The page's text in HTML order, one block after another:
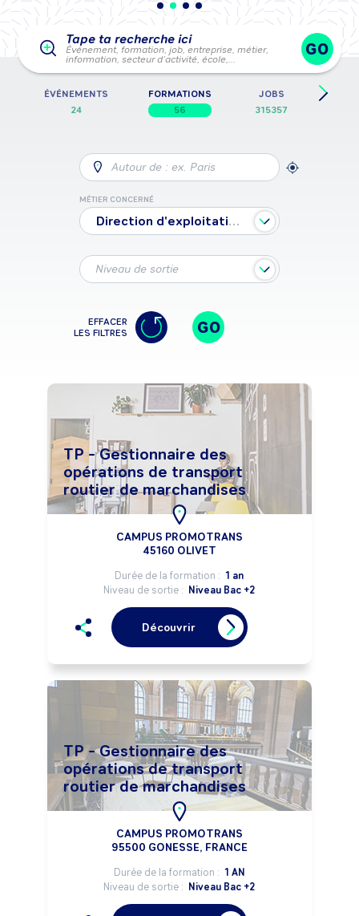
Tape ta recherche ici
Événement, formation, job, entreprise, métier,
information, secteur d’activité, école,…
GO
ÉVÉNEMENTS
24
FORMATIONS
56
JOBS
315357
EFFACER
LES FILTRES
Autour de : ex. Paris
MÉTIER CONCERNÉ
Direction d'exploitation des transports routiers de marchandises
Niveau de sortie
GO
TP - Gestionnaire des
opérations de transport
routier de marchandises
CAMPUS PROMOTRANS
45160 OLIVET
Durée de la formation : 1 an
Niveau de sortie : Niveau Bac +2
Découvrir
TP - Gestionnaire des
opérations de transport
routier de marchandises
CAMPUS PROMOTRANS
95500 GONESSE, FRANCE
Durée de la formation : 1 AN
Niveau de sortie : Niveau Bac +2